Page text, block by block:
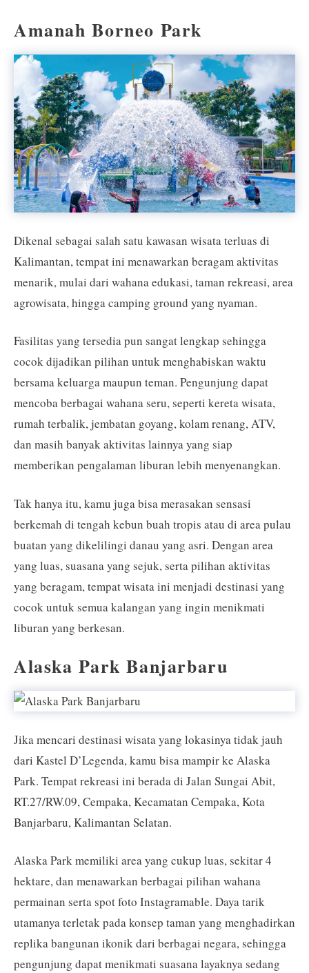
Amanah Borneo Park
Dikenal sebagai salah satu kawasan wisata terluas di
Kalimantan, tempat ini menawarkan beragam aktivitas
menarik, mulai dari wahana edukasi, taman rekreasi, area
agrowisata, hingga camping ground yang nyaman.
Fasilitas yang tersedia pun sangat lengkap sehingga
cocok dijadikan pilihan untuk menghabiskan waktu
bersama keluarga maupun teman. Pengunjung dapat
mencoba berbagai wahana seru, seperti kereta wisata,
rumah terbalik, jembatan goyang, kolam renang, ATV,
dan masih banyak aktivitas lainnya yang siap
memberikan pengalaman liburan lebih menyenangkan.
Tak hanya itu, kamu juga bisa merasakan sensasi
berkemah di tengah kebun buah tropis atau di area pulau
buatan yang dikelilingi danau yang asri. Dengan area
yang luas, suasana yang sejuk, serta pilihan aktivitas
yang beragam, tempat wisata ini menjadi destinasi yang
cocok untuk semua kalangan yang ingin menikmati
liburan yang berkesan.
Alaska Park Banjarbaru
Jika mencari destinasi wisata yang lokasinya tidak jauh
dari Kastel D’Legenda, kamu bisa mampir ke Alaska
Park. Tempat rekreasi ini berada di Jalan Sungai Abit,
RT.27/RW.09, Cempaka, Kecamatan Cempaka, Kota
Banjarbaru, Kalimantan Selatan.
Alaska Park memiliki area yang cukup luas, sekitar 4
hektare, dan menawarkan berbagai pilihan wahana
permainan serta spot foto Instagramable. Daya tarik
utamanya terletak pada konsep taman yang menghadirkan
replika bangunan ikonik dari berbagai negara, sehingga
pengunjung dapat menikmati suasana layaknya sedang